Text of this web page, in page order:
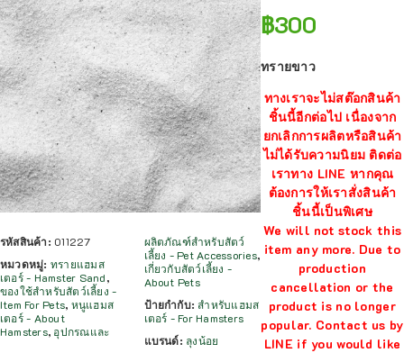
รหัสสินค้า: 011227
หมวดหมู่: ทรายแฮมส
เตอร์ - Hamster Sand,
ของใช้สำหรับสัตว์เลี้ยง -
Item For Pets, หนูแฮมส
เตอร์ - About
Hamsters, อุปกรณและ
ผลิตภัณฑ์สำหรับสัตว์
เลี้ยง - Pet Accessories,
เกี่ยวกับสัตว์เลี้ยง -
About Pets
ป้ายกำกับ:สำหรับแฮมส
เตอร์ - For Hamsters
แบรนด์: ลุงน้อย
฿300
ทรายขาว
ทางเราจะไม่สต๊อกสินค้า
ชิ้นนี้อีกต่อไป เนื่องจาก
ยกเลิกการผลิตหรือสินค้า
ไม่ได้รับความนิยม ติดต่อ
เราทาง LINE หากคุณ
ต้องการให้เราสั่งสินค้า
ชิ้นนี้เป็นพิเศษ
We will not stock this
item any more. Due to
production
cancellation or the
product is no longer
popular. Contact us by
LINE if you would like